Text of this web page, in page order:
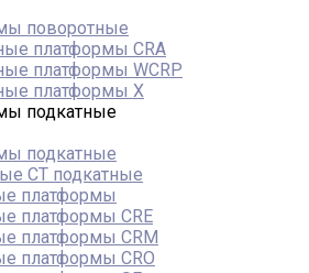
поворотные
платформы CRA
платформы WCRP
платформы X
подкатные
подкатные
СТ подкатные
платформы
платформы CRE
платформы CRM
платформы CRO